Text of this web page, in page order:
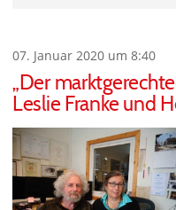
07. Januar 2020 um 8:40
„Der
Leslie Franke und